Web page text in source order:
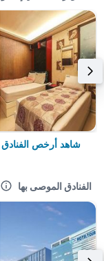
شاهد أرخص
الفنادق الموصى بها